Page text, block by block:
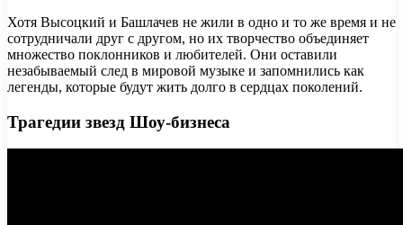
Хотя Высоцкий и Башлачев не жили в одно и то же время и не
сотрудничали друг с другом, но их творчество объединяет
множество поклонников и любителей. Они оставили
незабываемый след в мировой музыке и запомнились как
легенды, которые будут жить долго в сердцах поколений.
Трагедии звезд Шоу-бизнеса